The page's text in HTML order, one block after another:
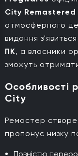
City Remastered
атмосферного
видання
ПК, а власники
зможуть
Особливості
City
Ремастер
пропонує низку
Повністю